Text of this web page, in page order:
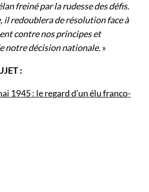
freiné par la rudesse des défis.
il redoublera de résolution face à
contre nos principes et
notre décision nationale.»
:
1945 : le regard d’un élu franco-